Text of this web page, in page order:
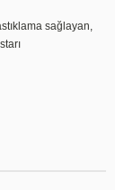
sağlayan,